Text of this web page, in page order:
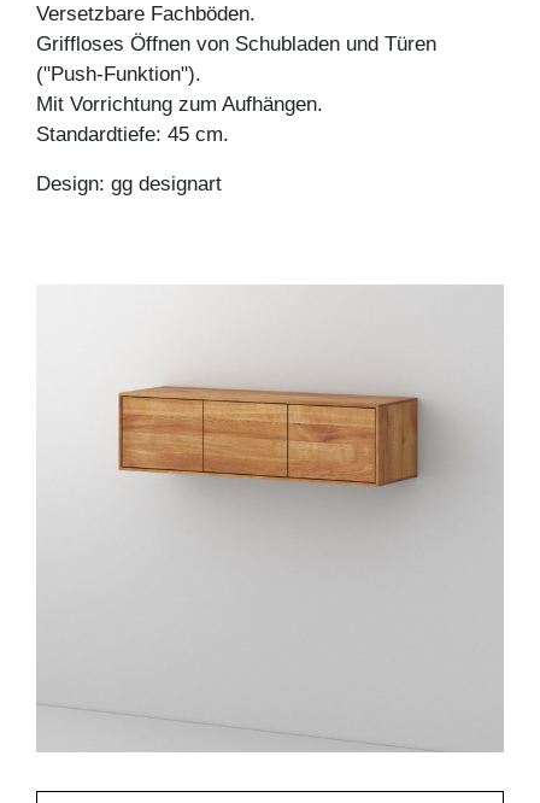
Versetzbare Fachböden.
Griffloses Öffnen von Schubladen und Türen
("Push-Funktion").
Mit Vorrichtung zum Aufhängen.
Standardtiefe: 45 cm.
Design: gg designart